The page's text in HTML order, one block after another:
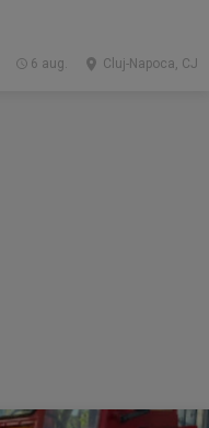
Cluj-Napoca, CJ
6 aug.